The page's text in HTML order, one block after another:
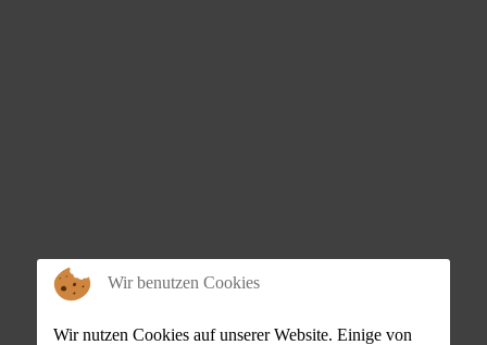
Wir benutzen Cookies
Wir nutzen Cookies auf unserer Website. Einige von